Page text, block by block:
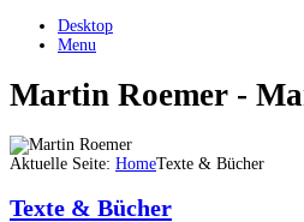
Desktop
Menu
Martin Roemer -
Aktuelle Seite: HomeTexte & Bücher
Texte & Bücher